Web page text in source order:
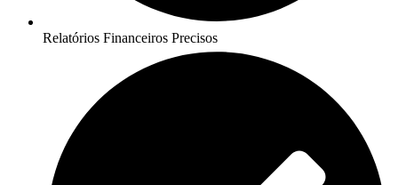
Relatórios Financeiros Precisos